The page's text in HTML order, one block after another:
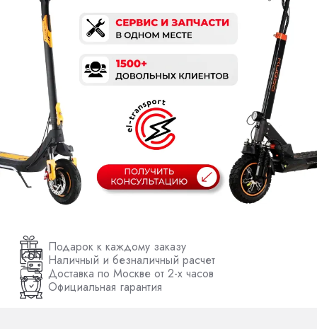
Подарок к каждому заказу
Наличный и безналичный расчет
Доставка по Москве от 2-х часов
Официальная гарантия